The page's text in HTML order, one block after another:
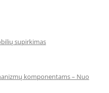
supirkimas
komponentams – Nuo